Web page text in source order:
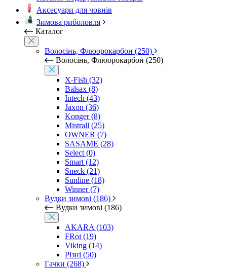
Аксесуари для човнів
Зимова риболовля
Каталог
Волосінь, Флюорокарбон (250)
Волосінь, Флюорокарбон (250)
X-Fish (32)
Balsax (8)
Intech (43)
Jaxon (36)
Konger (8)
Mistrall (25)
OWNER (7)
SASAME (28)
Select (0)
Smart (12)
Sneck (21)
Sunline (18)
Winner (7)
Вудки зимові (186)
Вудки зимові (186)
AKARA (103)
FRoi (19)
Viking (14)
Різні (50)
Гачки (268)